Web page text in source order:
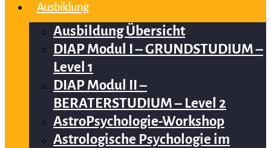
Ausbildung
Ausbildung Übersicht
DIAP Modul I – GRUNDSTUDIUM –
Level 1
DIAP Modul II –
BERATERSTUDIUM – Level 2
AstroPsychologie-Workshop
Astrologische Psychologie im